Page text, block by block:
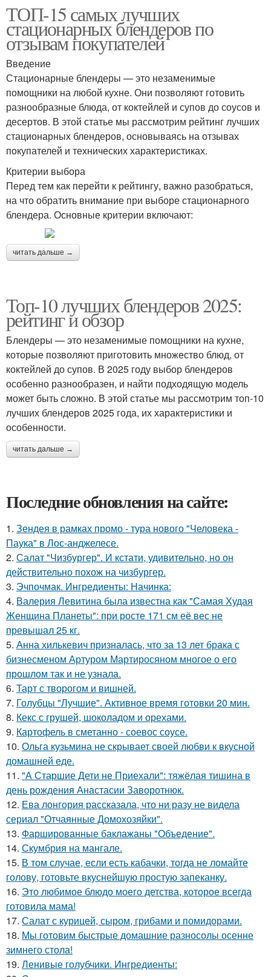
ТОП-15 самых лучших
стационарных блендеров по
отзывам покупателей
Введение
Стационарные блендеры — это незаменимые
помощники на любой кухне. Они позволяют готовить
разнообразные блюда, от коктейлей и супов до соусов и
десертов. В этой статье мы рассмотрим рейтинг лучших
стационарных блендеров, основываясь на отзывах
покупателей и технических характеристиках.
Критерии выбора
Перед тем как перейти к рейтингу, важно разобраться,
на что обратить внимание при выборе стационарного
блендера. Основные критерии включают:
читать дальше →
Топ-10 лучших блендеров 2025:
рейтинг и обзор
Блендеры — это незаменимые помощники на кухне,
которые позволяют приготовить множество блюд, от
коктейлей до супов. В 2025 году выбор блендеров
особенно разнообразен, и найти подходящую модель
может быть сложно. В этой статье мы рассмотрим топ-10
лучших блендеров 2025 года, их характеристики и
особенности.
читать дальше →
Последние обновления на сайте:
1. Зендея в рамках промо - тура нового "Человека -
Паука" в Лос-анджелесе.
2. Салат "Чизбургер". И кстати, удивительно, но он
действительно похож на чизбургер.
3. Эчпочмак. Ингредиенты: Начинка:
4. Валерия Левитина была известна как "Самая Худая
Женщина Планеты": при росте 171 см её вес не
превышал 25 кг.
5. Анна хилькевич призналась, что за 13 лет брака с
бизнесменом Артуром Мартиросяном многое о его
прошлом так и не узнала.
6. Тарт с творогом и вишней.
7. Голубцы "Лучшие". Активное время готовки 20 мин.
8. Кекс с грушей, шоколадом и орехами.
9. Картофель в сметанно - соевос соусе.
10. Ольга кузьмина не скрывает своей любви к вкусной
домашней еде.
11. "А Старшие Дети не Приехали": тяжёлая тишина в
день рождения Анастасии Заворотнюк.
12. Ева лонгория рассказала, что ни разу не видела
сериал "Отчаянные Домохозяйки".
13. Фаршированные баклажаны "Объедение".
14. Скумбрия на мангале.
15. В том случае, если есть кабачки, тогда не ломайте
голову, готовьте вкуснейшую простую запеканку.
16. Это любимое блюдо моего детства, которое всегда
готовила мама!
17. Салат с курицей, сыром, грибами и помидорами.
18. Мы готовим быстрые домашние разносолы осенне
зимнего стола!
19. Ленивые голубчики. Ингредиенты: